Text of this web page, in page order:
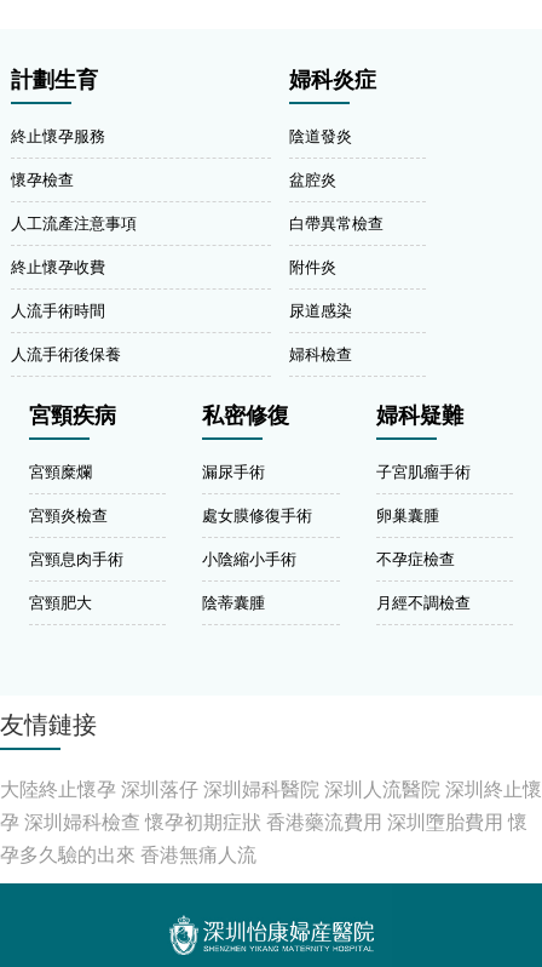
計劃生育
終止懷孕服務
懷孕檢查
人工流產注意事項
終止懷孕收費
人流手術時間
人流手術後保養
婦科炎症
陰道發炎
盆腔炎
白帶異常檢查
附件炎
尿道感染
婦科檢查
宮頸疾病
宮頸糜爛
宮頸炎檢查
宮頸息肉手術
宮頸肥大
私密修復
漏尿手術
處女膜修復手術
小陰縮小手術
陰蒂囊腫
婦科疑難
子宮肌瘤手術
卵巢囊腫
不孕症檢查
月經不調檢查
友情鏈接
大陸終止懷孕 深圳落仔深圳婦科醫院深圳人流醫院深圳終止懷
孕 深圳婦科檢查 懷孕初期症狀 香港藥流費用 深圳墮胎費用 懷
孕多久驗的出來 香港無痛人流